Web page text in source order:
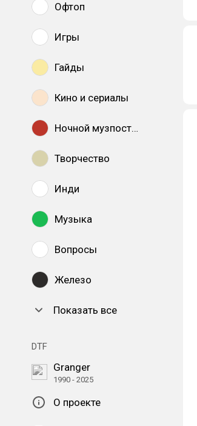
Офтоп
Игры
Гайды
Кино и сериалы
Ночной музпостинг
Творчество
Инди
Музыка
Вопросы
Железо
Показать все
DTF
Granger
1990 - 2025
О проекте